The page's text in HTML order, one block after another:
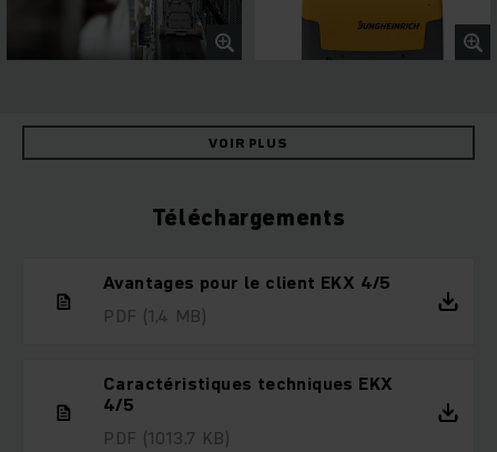
VOIR PLUS
Téléchargements
Avantages pour le client EKX 4/5
PDF (1,4 MB)
Caractéristiques techniques EKX
4/5
PDF (1013,7 KB)